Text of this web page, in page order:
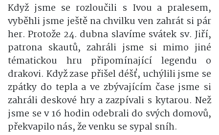
Když jsme se rozloučili s Ivou a pralesem,
vyběhli jsme ještě na chvilku ven zahrát si pár
her. Protože 24. dubna slavíme svátek sv. Jiří,
patrona skautů, zahráli jsme si mimo jiné
tématickou hru připomínající legendu o
drakovi. Když zase přišel déšť, uchýlili jsme se
zpátky do tepla a ve zbývajícím čase jsme si
zahráli deskové hry a zazpívali s kytarou. Než
jsme se v 16 hodin odebrali do svých domovů,
překvapilo nás, že venku se sypal sníh.